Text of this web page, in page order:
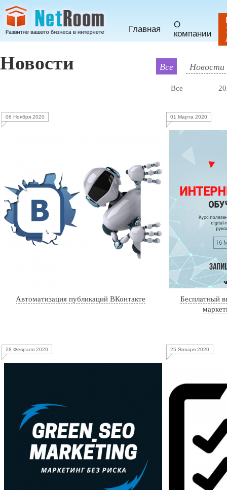
Главная
О
компании
Новости Все Новости
Все
06 Ноября 2020
Автоматизация публикаций ВКонтакте
01 Марта 2020
Бесплатный
28 Февраля 2020 25 Января 2020